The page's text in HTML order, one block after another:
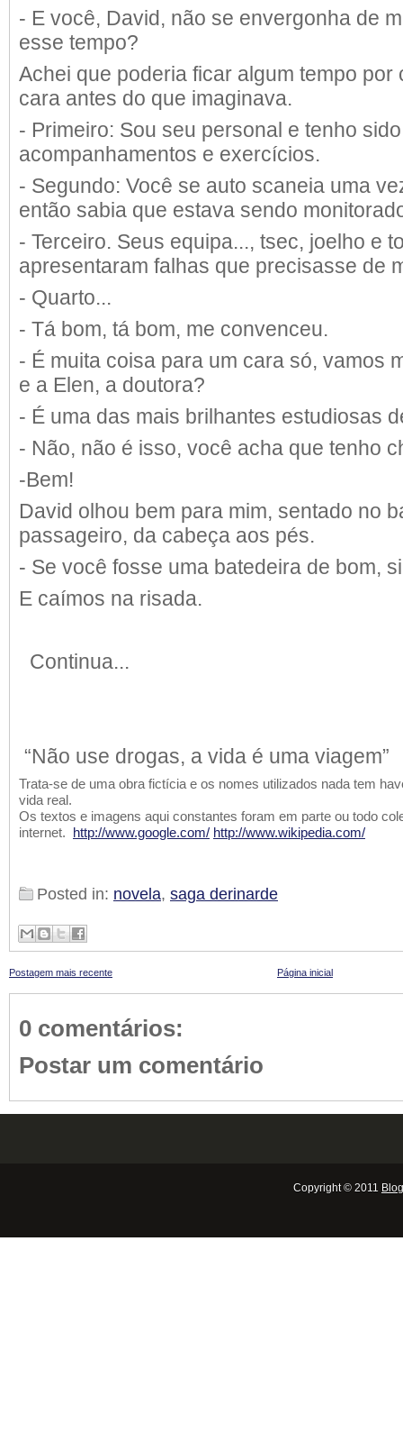
- E você, David, não se envergonha de
esse tempo?
Achei que poderia ficar algum tempo por
cara antes do que imaginava.
- Primeiro: Sou seu personal e tenho
acompanhamentos e exercícios.
- Segundo: Você se auto scaneia uma
então sabia que estava sendo
- Terceiro. Seus equipa..., tsec, joelho e
apresentaram falhas que precisasse de
- Quarto...
- Tá bom, tá bom, me convenceu.
- É muita coisa para um cara só, vamos
e a Elen, a doutora?
- É uma das mais brilhantes estudiosas
- Não, não é isso, você acha que tenho
-Bem!
David olhou bem para mim, sentado no
passageiro, da cabeça aos pés.
- Se você fosse uma batedeira de bom,
E caímos na risada.
Continua...
“Não use drogas, a vida é uma viagem”
Trata-se de uma obra fictícia e os nomes utilizados nada tem
vida real.
Os textos e imagens aqui constantes foram em parte ou todo
internet. http://www.google.com/ http://www.wikipedia.com/
Posted in: novela, saga derinarde
Postagem mais recente Página inicial
0 comentários:
Postar um comentário
Copyright © 2011